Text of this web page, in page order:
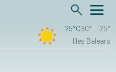
25°C30°
25°
Illes Balears